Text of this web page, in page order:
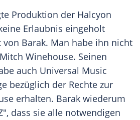
Produktion der Halcyon
Erlaubnis eingeholt
von Barak. Man habe ihn nicht
Mitch Winehouse. Seinen
auch Universal Music
bezüglich der Rechte zur
erhalten. Barak wiederum
dass sie alle notwendigen